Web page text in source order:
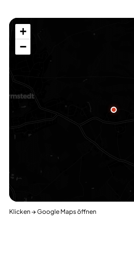
+
−
Klicken → Google Maps öffnen